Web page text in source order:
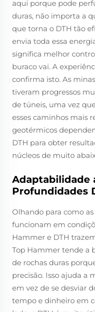
aqui porque pode
duras, não importa a
que torna o DTH tão
envia toda essa
significa melhor
buraco vai. A
confirma isto. As
tiveram progressos
de túneis, uma vez
esses caminhos mais
geotérmicos
DTH para obter
núcleos de muito
Adaptabilidade
Profundidades
Olhando para como
funcionam em
Hammer e DTH
Top Hammer tende a
de rochas duras
precisão. Isso ajuda a
em vez de se desviar
tempo e dinheiro em